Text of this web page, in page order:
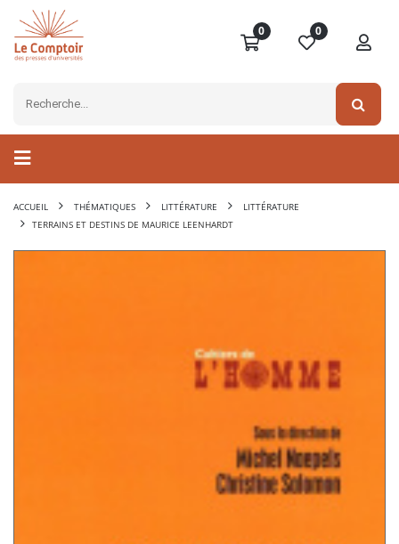
0 0
ACCUEIL THÉMATIQUES LITTÉRATURE
LITTÉRATURE
TERRAINS ET DESTINS DE MAURICE LEENHARDT